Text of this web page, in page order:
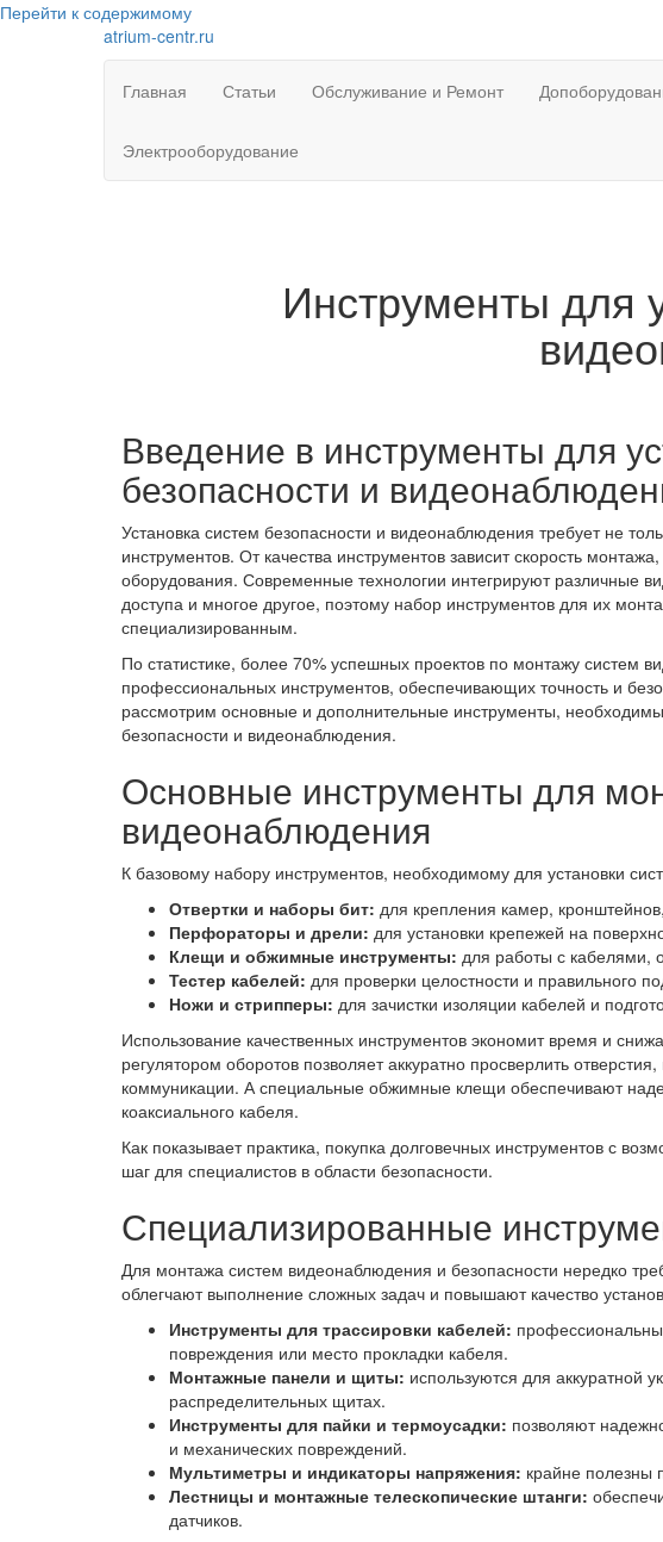
Перейти к содержимому
atrium-centr.ru
Главная Статьи Обслуживание и Ремонт
Электрооборудование
Инструменты для
Введение в инструменты для
безопасности и
Установка систем безопасности и видеонаблюдения требует не
инструментов. От качества инструментов зависит скорость
оборудования. Современные технологии интегрируют различные
доступа и многое другое, поэтому набор инструментов для их
специализированным.
По статистике, более 70% успешных проектов по монтажу систем
профессиональных инструментов, обеспечивающих точность и
рассмотрим основные и дополнительные инструменты,
безопасности и видеонаблюдения.
Основные инструменты для
видеонаблюдения
К базовому набору инструментов, необходимому для установки
Отвертки и наборы бит: для крепления камер,
Перфораторы и дрели: для установки крепежей на
Клещи и обжимные инструменты: для работы с кабелями,
Тестер кабелей: для проверки целостности и правильного
Ножи и стрипперы: для зачистки изоляции кабелей и
Использование качественных инструментов экономит время и
регулятором оборотов позволяет аккуратно просверлить
коммуникации. А специальные обжимные клещи обеспечивают
коаксиального кабеля.
Как показывает практика, покупка долговечных инструментов с
шаг для специалистов в области безопасности.
Специализированные
Для монтажа систем видеонаблюдения и безопасности нередко
облегчают выполнение сложных задач и повышают качество
Инструменты для трассировки кабелей:
повреждения или место прокладки кабеля.
Монтажные панели и щиты: используются для аккуратной
распределительных щитах.
Инструменты для пайки и термоусадки: позволяют
и механических повреждений.
Мультиметры и индикаторы напряжения: крайне полезны
Лестницы и монтажные телескопические штанги:
датчиков.